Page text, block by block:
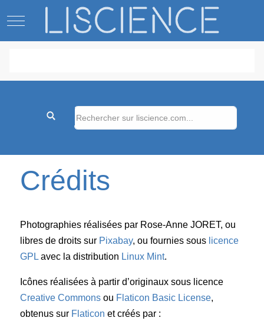
Mobile Menu Toggle
Crédits
Photographies réalisées par Rose-Anne JORET, ou
libres de droits sur Pixabay, ou fournies sous licence
GPL avec la distribution Linux Mint.
Icônes réalisées à partir d’originaux sous licence
Creative Commons ou Flaticon Basic License,
obtenus sur Flaticon et créés par :